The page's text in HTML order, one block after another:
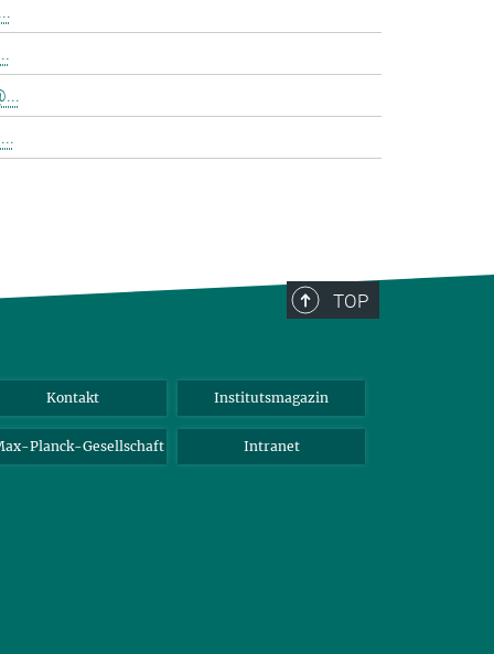
TOP
Kontakt Institutsmagazin
Planck-Gesellschaft Intranet